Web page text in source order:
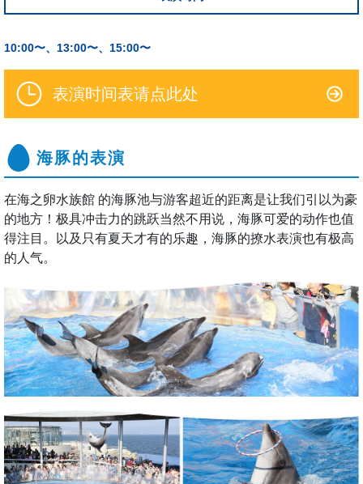
10:00〜、13:00〜、15:00〜
表演时间表请点此处
海豚的表演
在海之卵水族館 的海豚池与游客超近的距离是让我们引以为豪
的地方！极具冲击力的跳跃当然不用说，海豚可爱的动作也值
得注目。以及只有夏天才有的乐趣，海豚的撩水表演也有极高
的人气。